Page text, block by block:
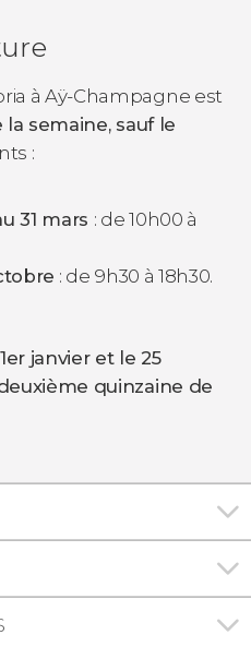
à Aÿ-Champagne est
semaine, sauf le
:
31 mars : de 10h00 à
: de 9h30 à 18h30.
janvier et le 25
quinzaine de